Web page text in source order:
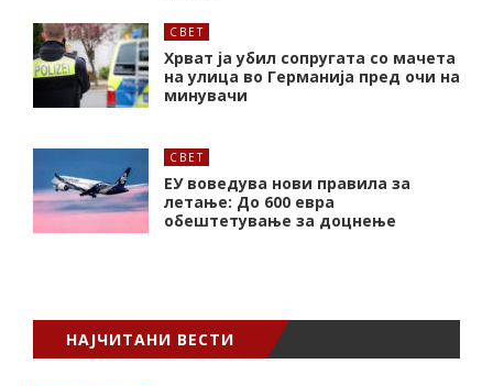
СВЕТ
Хрват ја убил сопругата со мачета
на улица во Германија пред очи на
минувачи
СВЕТ
ЕУ воведува нови правила за
летање: До 600 евра
обештетување за доцнење
НАЈЧИТАНИ ВЕСТИ